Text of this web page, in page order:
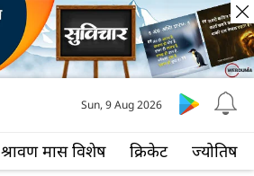
श्रावण मास विशेष क्रिकेट ज्योतिष
Sun, 9 Aug 2026